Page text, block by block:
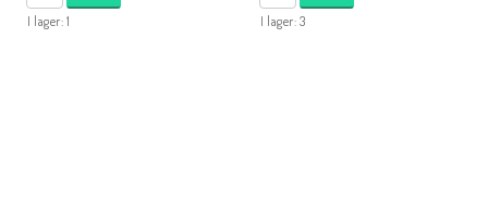
I lager: 1 I lager: 3